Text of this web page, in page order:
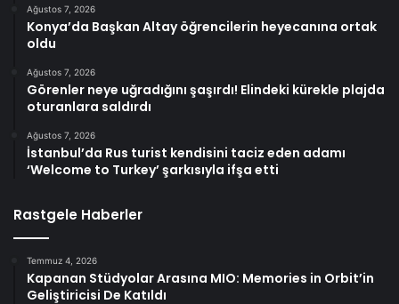
Ağustos 7, 2026
Konya’da Başkan Altay öğrencilerin heyecanına ortak
oldu
Ağustos 7, 2026
Görenler neye uğradığını şaşırdı! Elindeki kürekle plajda
oturanlara saldırdı
Ağustos 7, 2026
İstanbul’da Rus turist kendisini taciz eden adamı
‘Welcome to Turkey’ şarkısıyla ifşa etti
Rastgele Haberler
Temmuz 4, 2026
Kapanan Stüdyolar Arasına MIO: Memories in Orbit’in
Geliştiricisi De Katıldı